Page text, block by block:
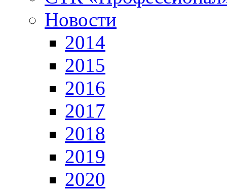
Новости
2014
2015
2016
2017
2018
2019
2020